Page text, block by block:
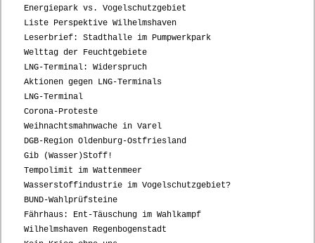
Energiepark vs. Vogelschutzgebiet
Liste Perspektive Wilhelmshaven
Leserbrief: Stadthalle im Pumpwerkpark
Welttag der Feuchtgebiete
LNG-Terminal: Widerspruch
Aktionen gegen LNG-Terminals
LNG-Terminal
Corona-Proteste
Weihnachtsmahnwache in Varel
DGB-Region Oldenburg-Ostfriesland
Gib (Wasser)Stoff!
Tempolimit im Wattenmeer
Wasserstoffindustrie im Vogelschutzgebiet?
BUND-Wahlprüfsteine
Fährhaus: Ent-Täuschung im Wahlkampf
Wilhelmshaven Regenbogenstadt